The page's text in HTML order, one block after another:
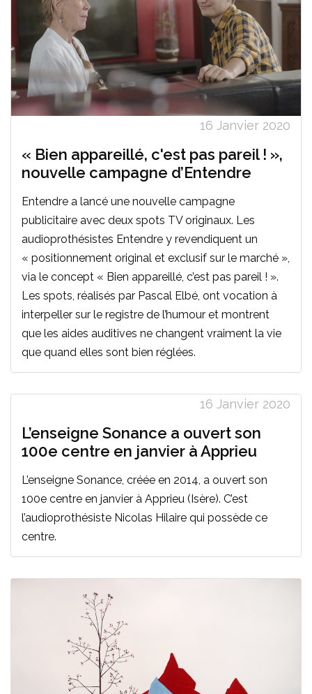
16 Janvier 2020
« Bien appareillé, c'est pas pareil ! »,
nouvelle campagne d’Entendre
Entendre a lancé une nouvelle campagne
publicitaire avec deux spots TV originaux. Les
audioprothésistes Entendre y revendiquent un
« positionnement original et exclusif sur le marché »,
via le concept « Bien appareillé, c’est pas pareil ! ».
Les spots, réalisés par Pascal Elbé, ont vocation à
interpeller sur le registre de l’humour et montrent
que les aides auditives ne changent vraiment la vie
que quand elles sont bien réglées.
16 Janvier 2020
L’enseigne Sonance a ouvert son
100e centre en janvier à Apprieu
L’enseigne Sonance, créée en 2014, a ouvert son
100e centre en janvier à Apprieu (Isère). C’est
l’audioprothésiste Nicolas Hilaire qui possède ce
centre.